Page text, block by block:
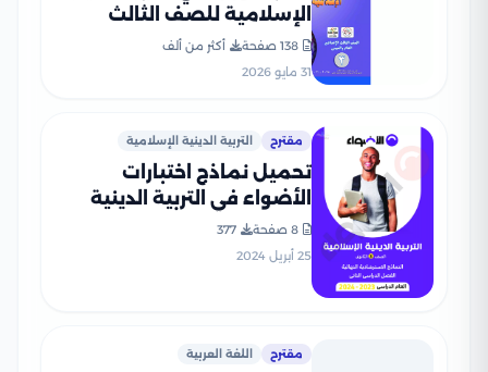
الإسلامية للصف الثالث
الإعدادي 2026 بصيغة PDF
138 صفحة
أكثر من ألف
31 مايو 2026
مقترح التربية الدينية الإسلامية
تحميل نماذج اختبارات
الأضواء في التربية الدينية
الاسلامية للصف الثالث
الثانوي مع إجاباتها النموذجية
8 صفحة
377
25 أبريل 2024
مقترح اللغة العربية